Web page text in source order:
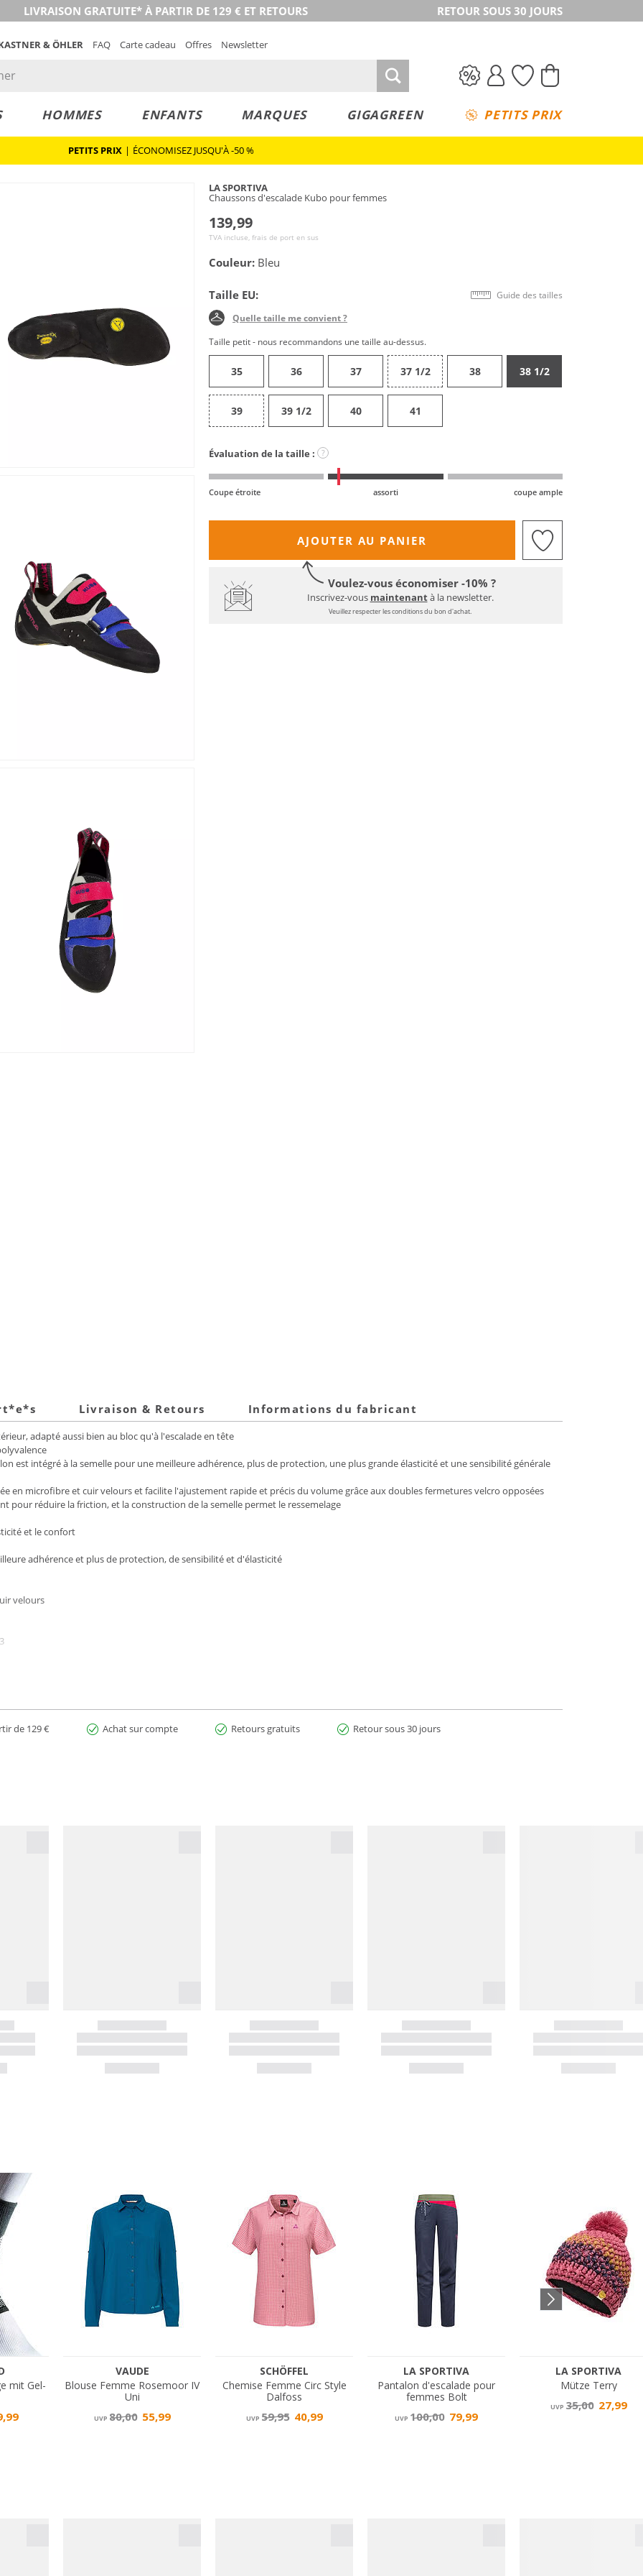
LIVRAISON GRATUITE* À PARTIR DE 129 € ET RETOURS RETOUR SOUS 30 JOURS
& ÖHLER FAQ Carte cadeau Offres Newsletter
HOMMES ENFANTS MARQUES GIGAGREEN PETITS PRIX
PETITS PRIX | ÉCONOMISEZ JUSQU'À -50 %
LA SPORTIVA
Chaussons d'escalade Kubo pour femmes
139,99
TVA incluse, frais de port en sus
Couleur: Bleu
Taille EU: Guide des tailles
Quelle taille me convient ?
Taille petit - nous recommandons une taille au-dessus.
35 36 37 37 1/2 38 38 1/2
39 39 1/2 40 41
Évaluation de la taille : ?
Coupe étroite assorti coupe ample
AJOUTER AU PANIER
Voulez-vous économiser -10% ?
Inscrivez-vous maintenantà la newsletter.
Veuillez respecter les conditions du bon d'achat.
Livraison & Retours Informations du fabricant
adapté aussi bien au bloc qu'à l'escalade en tête
est intégré à la semelle pour une meilleure adhérence, plus de protection, une plus grande élasticité et une sensibilité générale
en microfibre et cuir velours et facilite l'ajustement rapide et précis du volume grâce aux doubles fermetures velcro opposées
pour réduire la friction, et la construction de la semelle permet le ressemelage
et le confort
adhérence et plus de protection, de sensibilité et d'élasticité
velours
de 129 € Achat sur compte Retours gratuits Retour sous 30 jours